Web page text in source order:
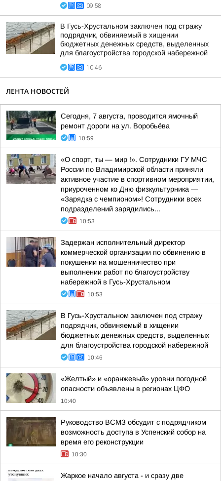
09:58
В Гусь-Хрустальном заключен под стражу
подрядчик, обвиняемый в хищении
бюджетных денежных средств, выделенных
для благоустройства городской набережной
10:46
ЛЕНТА НОВОСТЕЙ
Сегодня, 7 августа, проводится ямочный
ремонт дороги на ул. Воробьёва
10:59
«О спорт, ты — мир !». Сотрудники ГУ МЧС
России по Владимирской области приняли
активное участие в спортивном мероприятии,
приуроченном ко Дню физкультурника —
«Зарядка с чемпионом»! Сотрудники всех
подразделений зарядились...
10:53
Задержан исполнительный директор
коммерческой организации по обвинению в
покушении на мошенничество при
выполнении работ по благоустройству
набережной в Гусь-Хрустальном
10:53
В Гусь-Хрустальном заключен под стражу
подрядчик, обвиняемый в хищении
бюджетных денежных средств, выделенных
для благоустройства городской набережной
10:46
«Желтый» и «оранжевый» уровни погодной
опасности объявлены в регионах ЦФО
10:40
Руководство ВСМЗ обсудит с подрядчиком
возможность доступа в Успенский собор на
время его реконструкции
10:30
Жаркое начало августа - и сразу две